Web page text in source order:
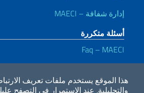
هذا الموقع يستخدم ملفات تعريف
والتحليلية. عند الاستمرار في التصفح
إدارة شفافة – MAECI
أسئلة متكررة
Faq – MAECI
روابط مفيدة
Note legali
Privacy e cookie policy